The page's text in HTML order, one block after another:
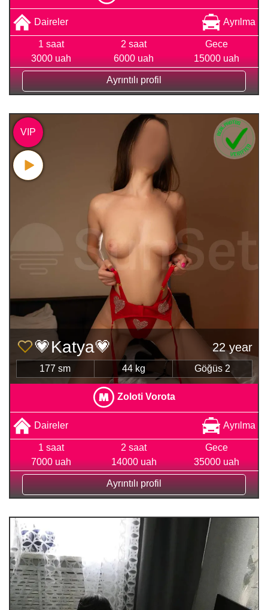
Daireler Ayrılma
1 saat
3000 uah
2 saat
6000 uah
Gece
15000 uah
Ayrıntılı profil
💗Katya💗 22 year
177 sm 44 kg Göğüs 2
Zoloti Vorota
Daireler Ayrılma
1 saat
7000 uah
2 saat
14000 uah
Gece
35000 uah
Ayrıntılı profil
VIP